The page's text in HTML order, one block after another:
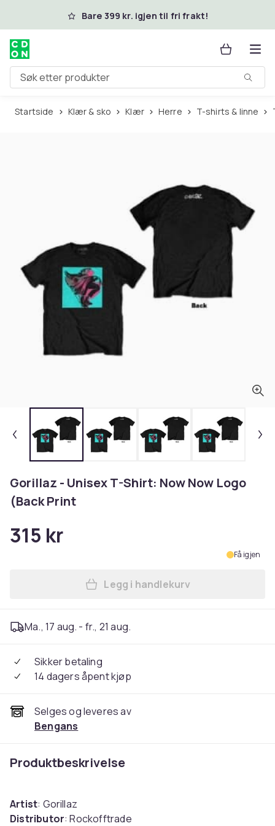
Hopp til hovedinnholdBare 399 kr. igjen til fri frakt!
Søk etter produkter
Startside Klær & sko Klær Herre T-shirts & linne
Gorillaz - Unisex T-Shirt: Now Now Logo
(Back Print
315 kr
Få igjen
Legg Gorillaz - Unisex T-
Legg i handlekurv
Ma., 17 aug. - fr., 21 aug.
Sikker betaling
14 dagers åpent kjøp
Selges og leveres av
Bengans
Produktbeskrivelse
Artist: Gorillaz
Distributor: Rockofftrade